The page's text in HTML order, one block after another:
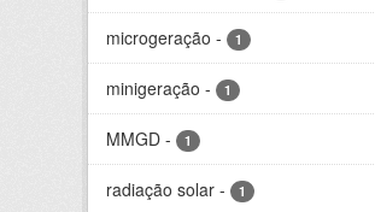
microgeração - 1
minigeração - 1
MMGD - 1
radiação solar - 1